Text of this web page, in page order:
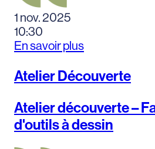
1 nov. 2025
10:30
En savoir plus
Atelier Découverte
Atelier découverte –
d'outils à dessin